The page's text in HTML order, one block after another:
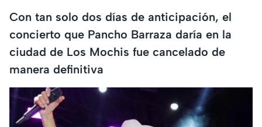
Con tan solo dos días de anticipación, el
concierto que Pancho Barraza daría en la
ciudad de Los Mochis fue cancelado de
manera definitiva